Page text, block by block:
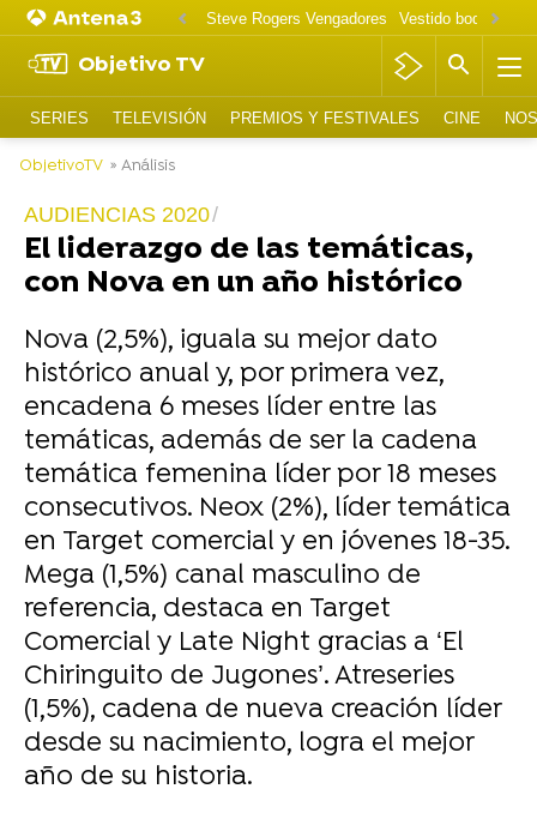
Steve Rogers Vengadores Vestido boda
Objetivo TV
SERIES TELEVISIÓN PREMIOS Y FESTIVALES CINE
ObjetivoTV » Análisis
AUDIENCIAS 2020
El liderazgo de las temáticas,
con Nova en un año histórico
Nova (2,5%), iguala su mejor dato
histórico anual y, por primera vez,
encadena 6 meses líder entre las
temáticas, además de ser la cadena
temática femenina líder por 18 meses
consecutivos. Neox (2%), líder temática
en Target comercial y en jóvenes 18-35.
Mega (1,5%) canal masculino de
referencia, destaca en Target
Comercial y Late Night gracias a ‘El
Chiringuito de Jugones’. Atreseries
(1,5%), cadena de nueva creación líder
desde su nacimiento, logra el mejor
año de su historia.